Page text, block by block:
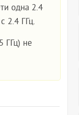
одна 2.4
2.4 ГГц.
ГГц) не